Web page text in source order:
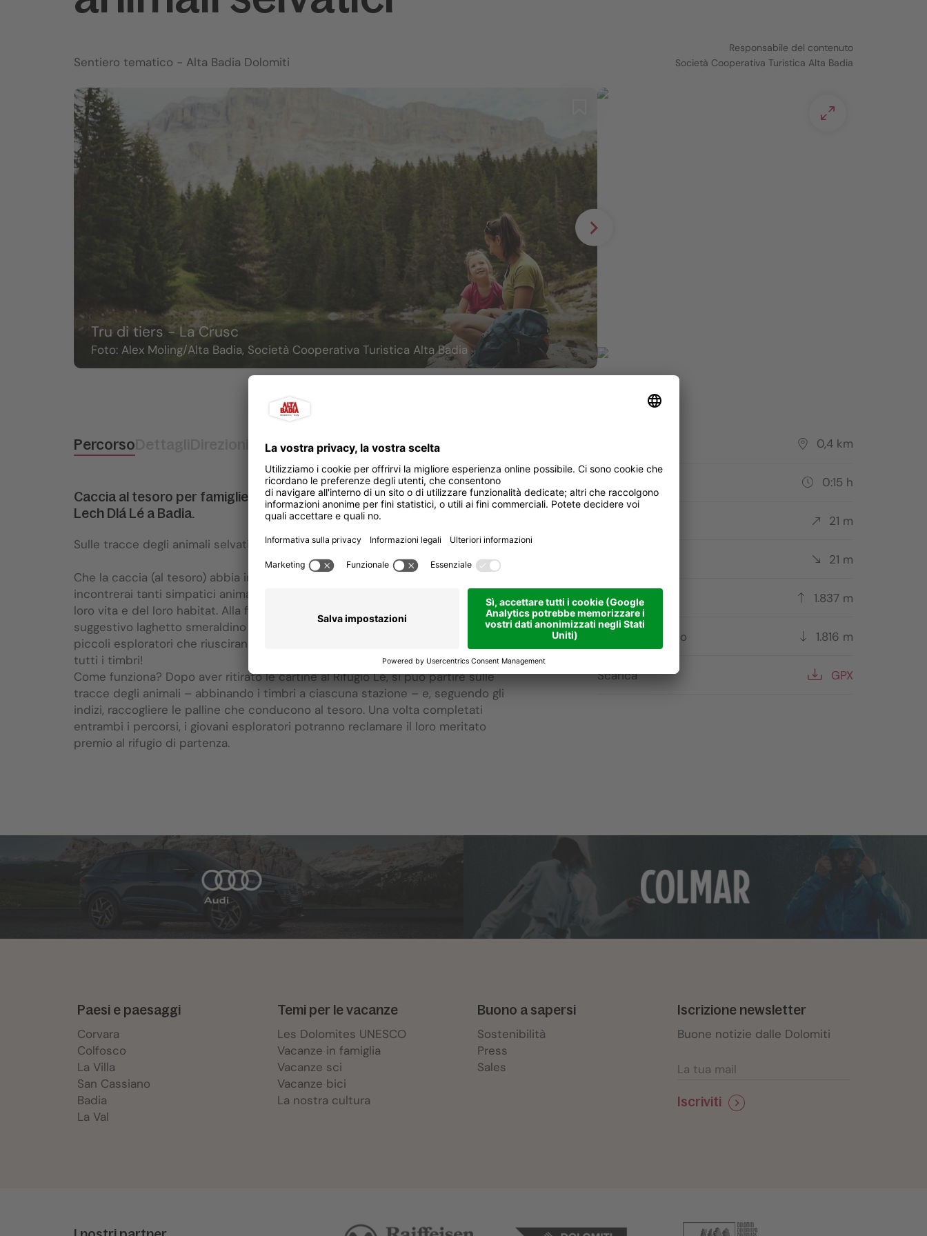
Sentiero tematico - Alta Badia Dolomiti
Responsabile del contenuto
Società Cooperativa Turistica Alta Badia
Tru di tiers - La Crusc
Foto: Alex Moling/Alta Badia, Società Cooperativa Turistica Alta Badia
Percorso Direzioni da seguireCome arrivare
Caccia al tesoro per famiglie con animali, timbri e premio al lago smeraldo
Lech Dlá Lé a Badia.
Sulle tracce degli animali selvatici
Che la caccia (al tesoro) abbia inizio! Un sentiero adatto a tutta la famiglia, dove
incontrerai tanti simpatici animali di montagna, pronti a svelarti i segreti della
loro vita e del loro habitat. Alla fine del percorso, altre sorprese ti attendono: il
suggestivo laghetto smeraldino Lech Dlá Lé… e una meritata ricompensa per i
piccoli esploratori che riusciranno a completare la caccia al tesoro e raccogliere
tutti i timbri!
Come funziona? Dopo aver ritirato le cartine al Rifugio Lé, si può partire sulle
tracce degli animali – abbinando i timbri a ciascuna stazione – e, seguendo gli
indizi, raccogliere le palline che conducono al tesoro. Una volta completati
entrambi i percorsi, i giovani esploratori potranno reclamare il loro meritato
premio al rifugio di partenza.
0,4 km
0:15 h
21 m
21 m
Punto più alto 1.837 m
Punto più basso 1.816 m
Scarica GPX
Paesi e paesaggi
Corvara
Colfosco
La Villa
San Cassiano
Badia
La Val
Temi per le vacanze
Les Dolomites UNESCO
Vacanze in famiglia
Vacanze sci
Vacanze bici
La nostra cultura
Buono a sapersi
Sostenibilità
Press
Sales
Iscrizione newsletter
Buone notizie dalle Dolomiti
Iscriviti